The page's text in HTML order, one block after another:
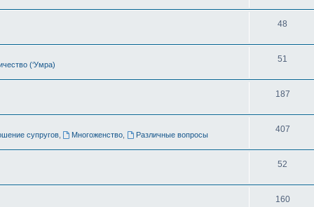
ы
48
ы
(‘Умра)
51
м
ы
187Т
м
ы
супругов, Многоженство Различные вопросы
407Т
ы
52
м
160Т